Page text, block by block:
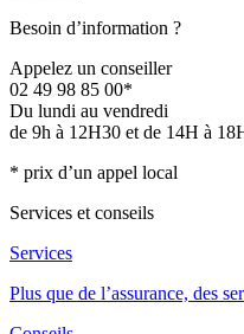
Besoin d’information ?
Appelez un conseiller
02 49 98 85 00*
Du lundi au vendredi
de 9h à 12H30 et de 14H à
* prix d’un appel local
Services et conseils
Services
Plus que de l’assurance, des